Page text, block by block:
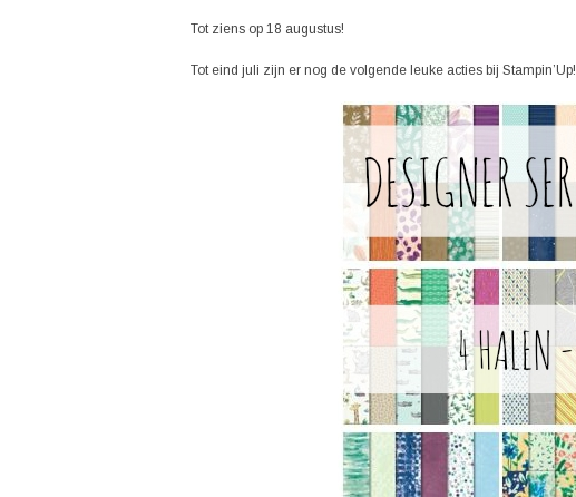
Tot ziens op 18 augustus!
Tot eind juli zijn er nog de volgende leuke acties bij Stampin’Up!